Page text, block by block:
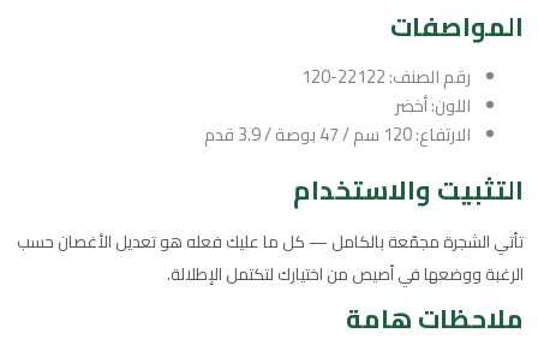
المواصفات
رقم الصنف: 22122-120
اللون: أخضر
الارتفاع: 120 سم / 47 بوصة / 3.9 قدم
التثبيت والاستخدام
تأتي الشجرة مجمّعة بالكامل — كل ما عليك فعله هو تعديل الأغصان حسب
الرغبة ووضعها في أصيص من اختيارك لتكتمل الإطلالة.
ملاحظات هامة